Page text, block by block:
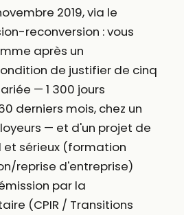
2019, via le
reconversion : vous
après un
de justifier de cinq
— 1 300 jours
derniers mois, chez un
— et d'un projet de
et sérieux (formation
reprise d'entreprise)
par la
(CPIR / Transitions